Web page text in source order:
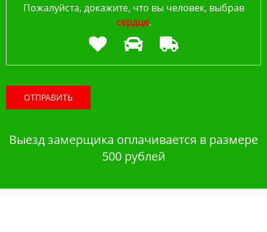
Пожалуйста, докажите, что вы человек, выбрав
сердце.
ОТПРАВИТЬ
Выезд замерщика оплачивается в размере
500 рублей